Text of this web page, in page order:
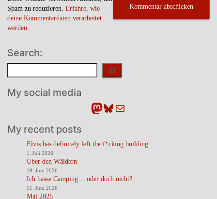
Spam zu reduzieren. Erfahre, wie
deine Kommentardaten verarbeitet
werden.
Search:
My social media
Mastodon
Bluesky
E-Mail
My recent posts
Elvis has definitely left the f*cking building
1. Juli 2026
Über den Wäldern
19. Juni 2026
Ich hasse Camping… oder doch nicht?
11. Juni 2026
Mai 2026